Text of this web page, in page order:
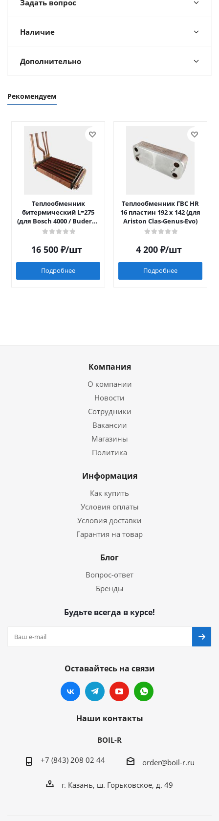
Задать вопрос
Наличие
Дополнительно
Рекомендуем
Теплообменник
битермический L=275
(для Bosch 4000 / Buderus
042)
16 500₽/шт
Подробнее
Теплообменник ГВС HR
16 пластин 192 x 142 (для
Ariston Clas-Genus-Evo)
4 200₽/шт
Подробнее
Компания
О компании
Новости
Сотрудники
Вакансии
Магазины
Политика
Информация
Как купить
Условия оплаты
Условия доставки
Гарантия на товар
Блог
Вопрос-ответ
Бренды
Будьте всегда в курсе!
Оставайтесь на связи
Наши контакты
BOIL-R
+7 (843) 208 02 44 order@boil-r.ru
г. Казань, ш. Горьковское, д. 49